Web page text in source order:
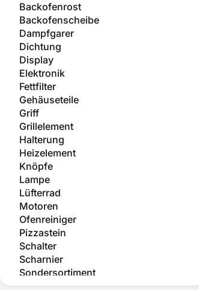
Backofenrost
Backofenscheibe
Dampfgarer
Dichtung
Display
Elektronik
Fettfilter
Gehäuseteile
Griff
Grillelement
Halterung
Heizelement
Knöpfe
Lampe
Lüfterrad
Motoren
Ofenreiniger
Pizzastein
Schalter
Scharnier
Sondersortiment